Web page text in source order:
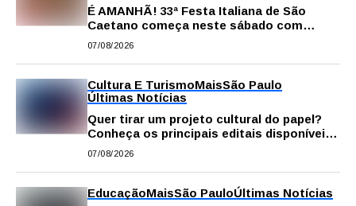
É AMANHÃ! 33ª Festa Italiana de São
Caetano começa neste sábado com
gastronomia, música e solidariedade
07/08/2026
Cultura E TurismoMaisSão Paulo
Últimas Notícias
Quer tirar um projeto cultural do papel?
Conheça os principais editais disponíveis
em São Paulo
07/08/2026
EducaçãoMaisSão PauloÚltimas Notícias